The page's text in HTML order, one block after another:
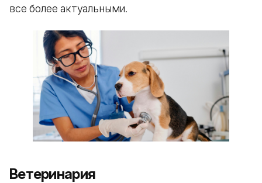
все более актуальными.
Ветеринария